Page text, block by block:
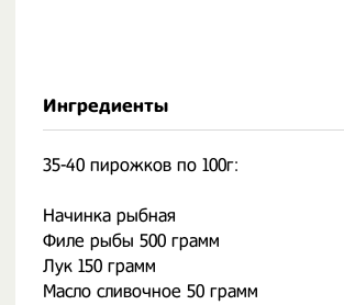
Ингредиенты
35-40 пирожков по 100г:
Начинка рыбная
Филе рыбы 500 грамм
Лук 150 грамм
Масло сливочное 50 грамм